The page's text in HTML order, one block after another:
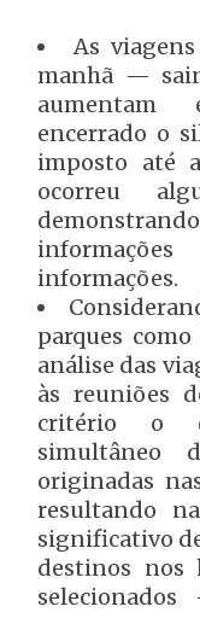
As
manhã —
aumentam
encerrado o
imposto até
ocorreu
informações.
parques
análise das
às reuniões
critério o
simultâneo
originadas
resultando
significativo
destinos nos